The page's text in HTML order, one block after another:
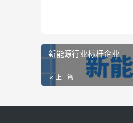
新能源行业标杆企业
上一篇